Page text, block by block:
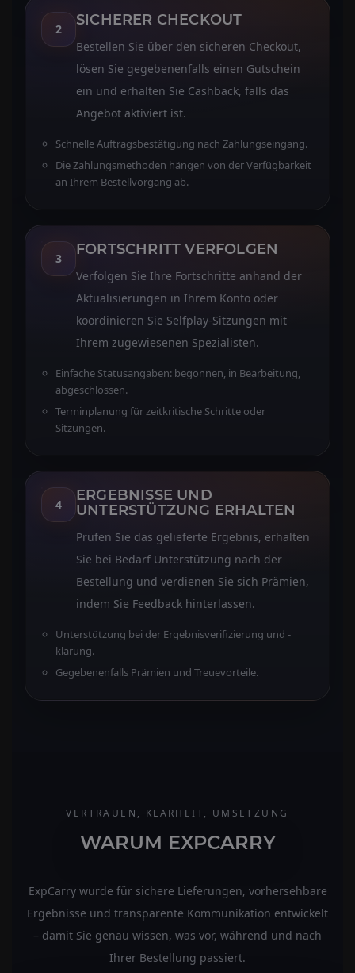
2
SICHERER CHECKOUT
Bestellen Sie über den sicheren Checkout,
lösen Sie gegebenenfalls einen Gutschein
ein und erhalten Sie Cashback, falls das
Angebot aktiviert ist.
Schnelle Auftragsbestätigung nach Zahlungseingang.
Die Zahlungsmethoden hängen von der Verfügbarkeit
an Ihrem Bestellvorgang ab.
3
FORTSCHRITT VERFOLGEN
Verfolgen Sie Ihre Fortschritte anhand der
Aktualisierungen in Ihrem Konto oder
koordinieren Sie Selfplay-Sitzungen mit
Ihrem zugewiesenen Spezialisten.
Einfache Statusangaben: begonnen, in Bearbeitung,
abgeschlossen.
Terminplanung für zeitkritische Schritte oder
Sitzungen.
4
ERGEBNISSE UND
UNTERSTÜTZUNG ERHALTEN
Prüfen Sie das gelieferte Ergebnis, erhalten
Sie bei Bedarf Unterstützung nach der
Bestellung und verdienen Sie sich Prämien,
indem Sie Feedback hinterlassen.
Unterstützung bei der Ergebnisverifizierung und -
klärung.
Gegebenenfalls Prämien und Treuevorteile.
VERTRAUEN, KLARHEIT, UMSETZUNG
WARUM EXPCARRY
ExpCarry wurde für sichere Lieferungen, vorhersehbare
Ergebnisse und transparente Kommunikation entwickelt
– damit Sie genau wissen, was vor, während und nach
Ihrer Bestellung passiert.